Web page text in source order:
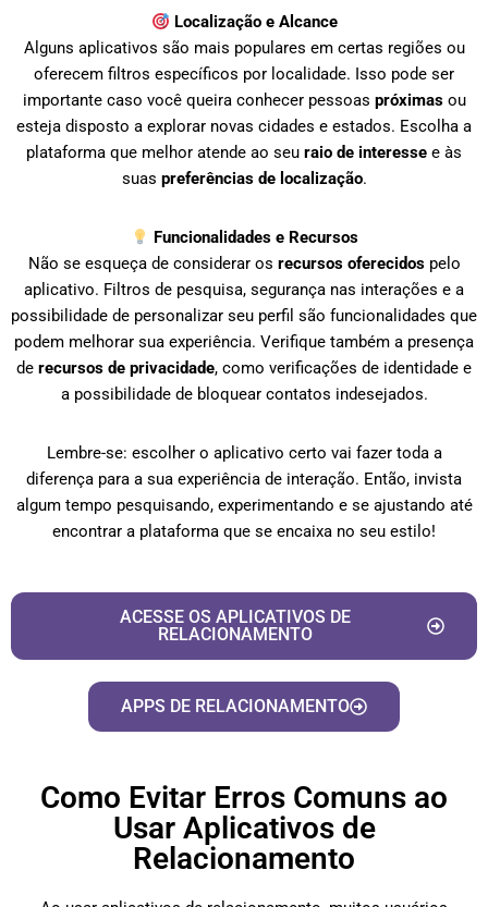
Localização e Alcance
Alguns aplicativos são mais populares em certas regiões ou
oferecem filtros específicos por localidade. Isso pode ser
importante caso você queira conhecer pessoas próximasou
esteja disposto a explorar novas cidades e estados. Escolha a
plataforma que melhor atende ao seu raio de interesse e às
suas preferências de localização.
Funcionalidades e Recursos
Não se esqueça de considerar os recursos oferecidospelo
aplicativo. Filtros de pesquisa, segurança nas interações e a
possibilidade de personalizar seu perfil são funcionalidades que
podem melhorar sua experiência. Verifique também a presença
de recursos de privacidade, como verificações de identidade e
a possibilidade de bloquear contatos indesejados.
Lembre-se: escolher o aplicativo certo vai fazer toda a
diferença para a sua experiência de interação. Então, invista
algum tempo pesquisando, experimentando e se ajustando até
encontrar a plataforma que se encaixa no seu estilo!
ACESSE OS APLICATIVOS DE
RELACIONAMENTO
APPS DE RELACIONAMENTO
Como Evitar Erros Comuns ao
Usar Aplicativos de
Relacionamento